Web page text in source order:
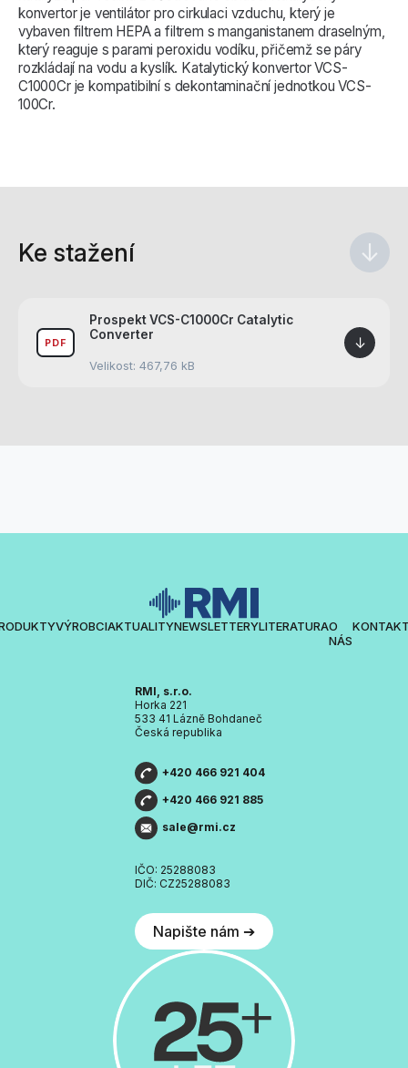
konvertor je ventilátor pro cirkulaci vzduchu, který je
vybaven filtrem HEPA a filtrem s manganistanem draselným,
který reaguje s parami peroxidu vodíku, přičemž se páry
rozkládají na vodu a kyslík. Katalytický konvertor VCS-
C1000Cr je kompatibilní s dekontaminační jednotkou VCS-
100Cr.
Ke stažení ↓
PDF
Prospekt VCS-C1000Cr Catalytic
Converter
Velikost: 467,76 kB
↓
VÝROBCIAKTUALITYNEWSLETTERYLITERATURAO
NÁS
RMI, s.r.o.
Horka 221
533 41 Lázně Bohdaneč
Česká republika
+420 466 921 404
+420 466 921 885
sale@rmi.cz
IČO: 25288083
DIČ: CZ25288083
Napište nám ➔